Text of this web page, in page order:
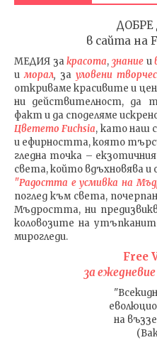
в сайта на
МЕДИЯ закрасота, знаниеи
иморал, за уловени творч
откриваме красивите и
ни действителност, да
факт и да споделяме
Цветето Fuchsia, като наш
и ефирността, която
гледна точка –
света, който вдъхновява и
"Радостта е усмивка на
поглед към света,
Мъдростта, ни
коловозите на
мирогледи.
Free
за
на